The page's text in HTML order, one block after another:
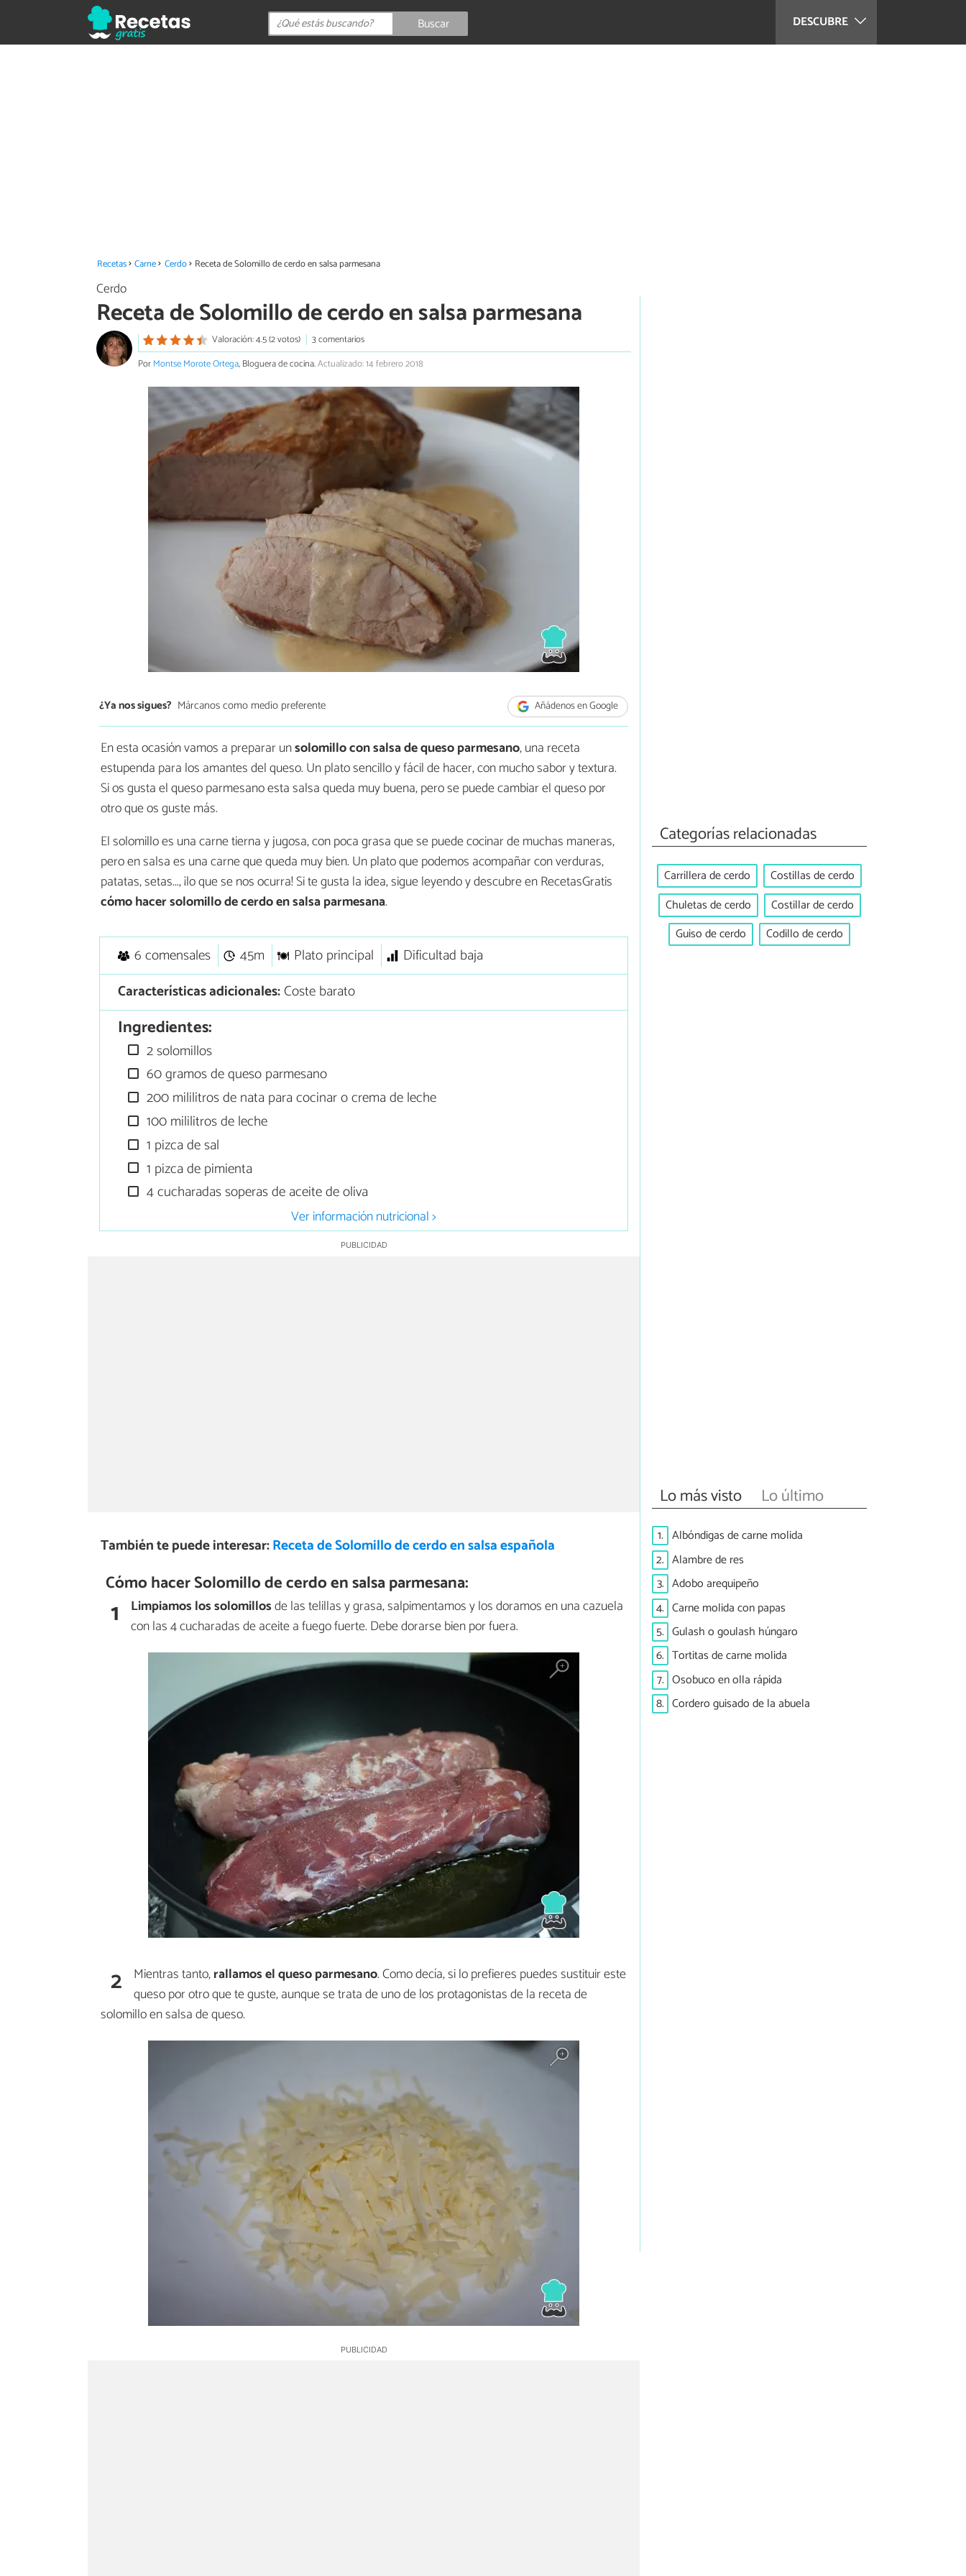
DESCUBRE
Buscar
Recetas Carne Cerdo Receta de Solomillo de cerdo en salsa parmesana
Cerdo
Receta de Solomillo de cerdo en salsa parmesana
Valoración: 4.5 (2 votos)
3 comentarios
PorMontse Morote Ortega, Bloguera de cocina.Actualizado: 14 febrero 2018
¿Ya nos sigues? Márcanos como medio preferente Añádenos en Google
En esta ocasión vamos a preparar unsolomillo con salsa de queso parmesano, una receta
estupenda para los amantes del queso. Un plato sencillo y fácil de hacer, con mucho sabor y textura.
Si os gusta el queso parmesano esta salsa queda muy buena, pero se puede cambiar el queso por
otro que os guste más.
El solomillo es una carne tierna y jugosa, con poca grasa que se puede cocinar de muchas maneras,
pero en salsa es una carne que queda muy bien. Un plato que podemos acompañar con verduras,
patatas, setas..., ¡lo que se nos ocurra! Si te gusta la idea, sigue leyendo y descubre en RecetasGratis
cómo hacer solomillo de cerdo en salsa parmesana.
6 comensales 45m Plato principal
Dificultad baja
Características adicionales:Coste barato
Ingredientes:
2 solomillos
60 gramos de queso parmesano
200 mililitros de nata para cocinar o crema de leche
100 mililitros de leche
1 pizca de sal
1 pizca de pimienta
4 cucharadas soperas de aceite de oliva
Ver información nutricional >
También te puede interesar:Receta de Solomillo de cerdo en salsa española
Cómo hacer Solomillo de cerdo en salsa parmesana:
1 Limpiamos los solomillosde las telillas y grasa, salpimentamos y los doramos en una cazuela
con las 4 cucharadas de aceite a fuego fuerte. Debe dorarse bien por fuera.
2 Mientras tanto,rallamos el queso parmesano. Como decía, si lo prefieres puedes sustituir este
queso por otro que te guste, aunque se trata de uno de los protagonistas de la receta de
solomillo en salsa de queso.
Categorías relacionadas
Carrillera de cerdo
Costillas de cerdo
Chuletas de cerdo
Costillar de cerdo
Guiso de cerdo
Codillo de cerdo
Lo más visto Lo último
1. Albóndigas de carne molida
2. Alambre de res
3. Adobo arequipeño
4. Carne molida con papas
5. Gulash o goulash húngaro
6. Tortitas de carne molida
7. Osobuco en olla rápida
8. Cordero guisado de la abuela